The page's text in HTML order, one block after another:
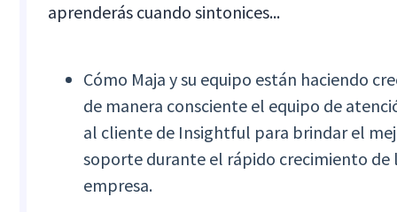
aprenderás cuando sintonices... ‍
Cómo Maja y su equipo están haciendo
de manera consciente el equipo de
al cliente de Insightful para brindar el
soporte durante el rápido crecimiento de
empresa.